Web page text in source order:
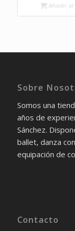
Añadir
Sobre
Somos una
años de
Sánchez.
ballet, danza
equipación de
Contacto